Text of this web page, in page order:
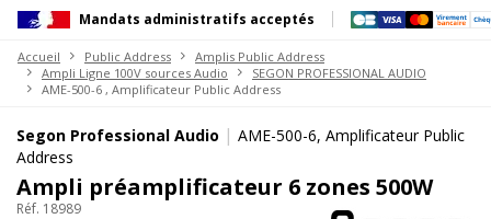
Mandats administratifs acceptés
Accueil Public Address
Amplis Public Address
Ampli Ligne 100V sources Audio
SEGON PROFESSIONAL AUDIO
AME-500-6 , Amplificateur Public Address
Segon Professional Audio | AME-500-6, Amplificateur Public
Address
Ampli préamplificateur 6 zones 500W
Réf. 18989